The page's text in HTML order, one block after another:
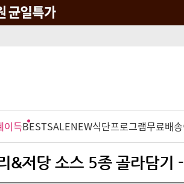
이득BESTSALENEW식단프로그램무료배송
&저당 소스 5종 골라담기 -